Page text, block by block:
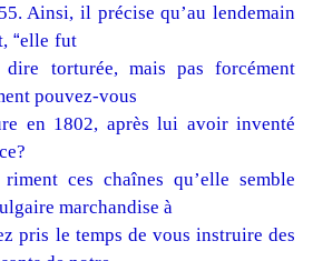
Ainsi, il précise qu’au lendemain
“elle fut
dire torturée, mais pas forcément
pouvez-vous
en 1802, après lui avoir inventé
ces chaînes qu’elle semble
marchandise à
pris le temps de vous instruire des